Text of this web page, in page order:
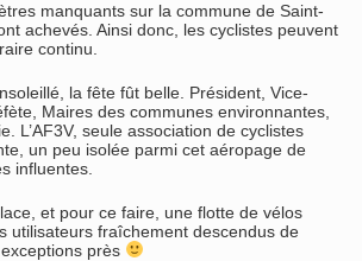
manquants sur la commune de Saint-
achevés. Ainsi donc, les cyclistes peuvent
continu.
la fête fût belle. Président, Vice-
Maires des communes environnantes,
L’AF3V, seule association de cyclistes
un peu isolée parmi cet aéropage de
influentes.
et pour ce faire, une flotte de vélos
utilisateurs fraîchement descendus de
près